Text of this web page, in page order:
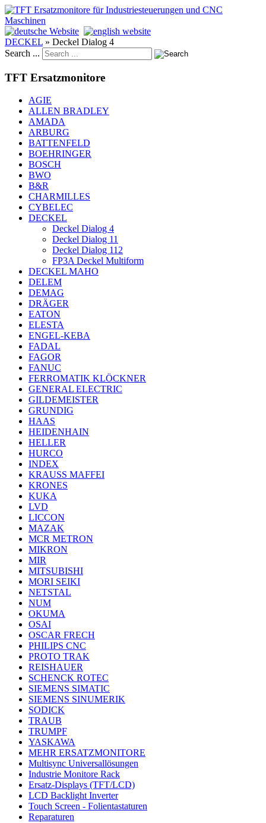
DECKEL » Deckel Dialog 4
Search ...
TFT Ersatzmonitore
AGIE
ALLEN BRADLEY
AMADA
ARBURG
BATTENFELD
BOEHRINGER
BOSCH
BWO
B&R
CHARMILLES
CYBELEC
DECKEL
Deckel Dialog 4
Deckel Dialog 11
Deckel Dialog 112
FP3A Deckel Multiform
DECKEL MAHO
DELEM
DEMAG
DRÄGER
EATON
ELESTA
ENGEL-KEBA
FADAL
FAGOR
FANUC
FERROMATIK KLÖCKNER
GENERAL ELECTRIC
GILDEMEISTER
GRUNDIG
HAAS
HEIDENHAIN
HELLER
HURCO
INDEX
KRAUSS MAFFEI
KRONES
KUKA
LVD
LICCON
MAZAK
MCR METRON
MIKRON
MIR
MITSUBISHI
MORI SEIKI
NETSTAL
NUM
OKUMA
OSAI
OSCAR FRECH
PHILIPS CNC
PROTO TRAK
REISHAUER
SCHENCK ROTEC
SIEMENS SIMATIC
SIEMENS SINUMERIK
SODICK
TRAUB
TRUMPF
YASKAWA
MEHR ERSATZMONITORE
Multisync Universallösungen
Industrie Monitore Rack
Ersatz-Displays (TFT/LCD)
LCD Backlight Inverter
Touch Screen - Folientastaturen
Reparaturen